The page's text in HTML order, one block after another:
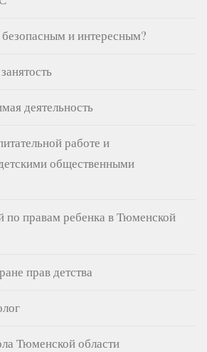
безопасным и интересным?
деятельность
работе и
общественными
правам ребенка в Тюменской
прав детства
Тюменской области